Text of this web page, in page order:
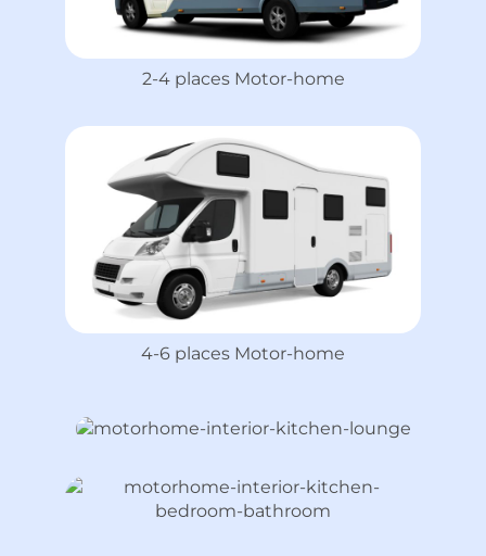
2-4 places Motor-home
4-6 places Motor-home